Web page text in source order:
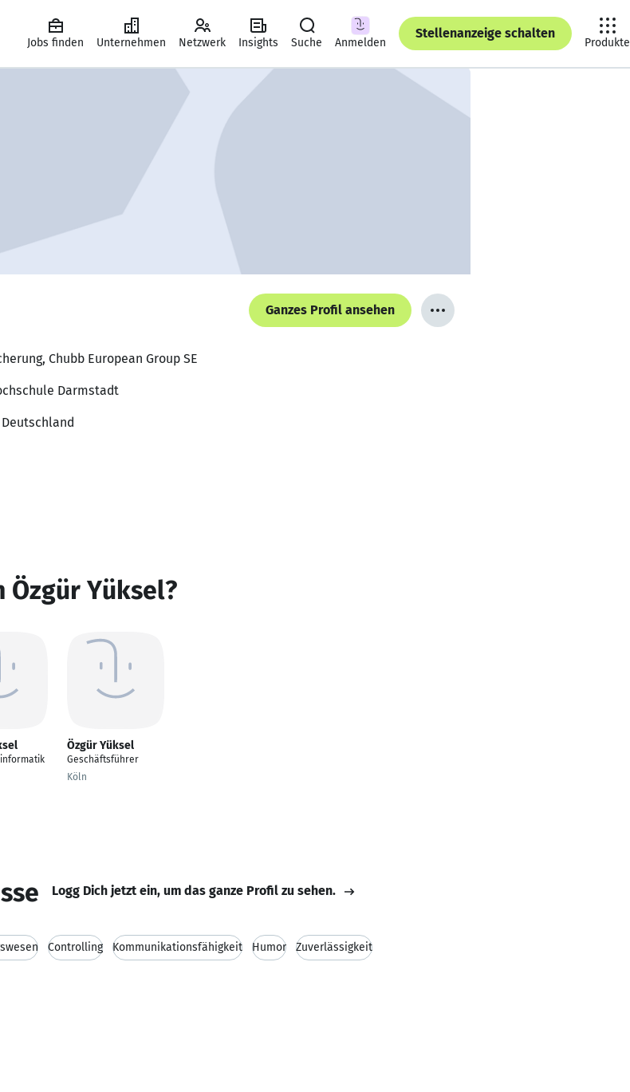
Jobs finden Unternehmen Netzwerk Insights Suche Anmelden
Stellenanzeige schalten
Produkte
Ganzes Profil ansehen
Chubb European Group SE
Darmstadt
Özgür Yüksel?
Özgür Yüksel
Geschäftsführer
Köln
Logg Dich jetzt ein, um das ganze Profil zu sehen.
Controlling Kommunikationsfähigkeit Humor Zuverlässigkeit